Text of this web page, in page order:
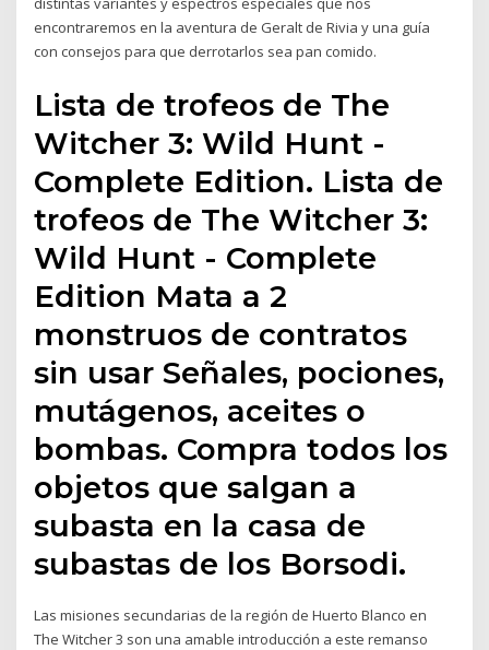
encontraremos en la aventura de Geralt de Rivia y una guía
con consejos para que derrotarlos sea pan comido.
Lista de trofeos de The
Witcher 3: Wild Hunt -
Complete Edition. Lista de
trofeos de The Witcher 3:
Wild Hunt - Complete
Edition Mata a 2
monstruos de contratos
sin usar Señales, pociones,
mutágenos, aceites o
bombas. Compra todos los
objetos que salgan a
subasta en la casa de
subastas de los Borsodi.
Las misiones secundarias de la región de Huerto Blanco en
The Witcher 3 son una amable introducción a este remanso